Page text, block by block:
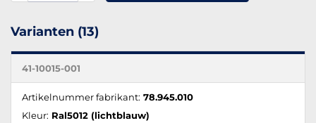
Varianten (13)
41-10015-001
Artikelnummer fabrikant: 78.945.010
Kleur: Ral5012 (lichtblauw)